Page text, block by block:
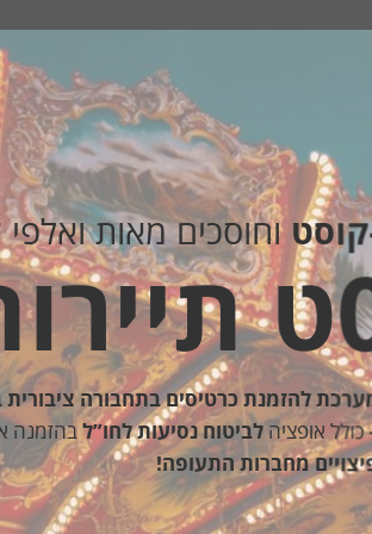
וחוסכים מאות
להזמנת כרטיסים בתחבורה ציבורית
כולל אופציהלביטוח נסיעות לחו”לבהזמנה
מחברות התעופה!